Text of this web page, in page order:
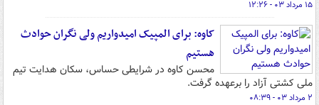
۱۵ مرداد ۰۳ - ۱۲:۲۶
کاوه: برای المپیک امیدواریم ولی نگران حوادث
هستیم
محسن کاوه در شرایطی حساس، سکان هدایت تیم
ملی کشتی آزاد را برعهده گرفت.
۲ مرداد ۰۳ - ۰۸:۳۹